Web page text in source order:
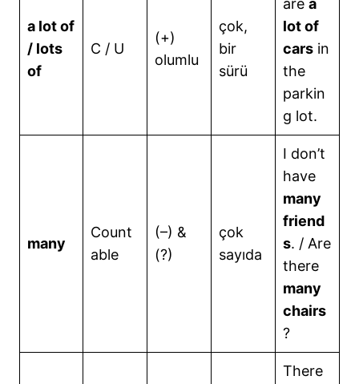
a lot of
/ lots
of
C / U
(+)
olumlu
çok,
bir
sürü
are a
lot of
cars in
the
parkin
g lot.
many
Count
able
(–) &
(?)
çok
sayıda
I don’t
have
many
friend
s. / Are
there
many
chairs
?
There